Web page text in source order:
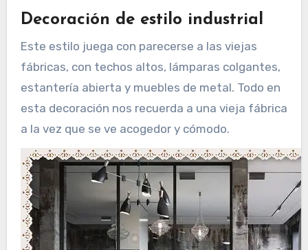
Decoración de estilo industrial
Este estilo juega con parecerse a las viejas
fábricas, con techos altos, lámparas colgantes,
estantería abierta y muebles de metal. Todo en
esta decoración nos recuerda a una vieja fábrica
a la vez que se ve acogedor y cómodo.